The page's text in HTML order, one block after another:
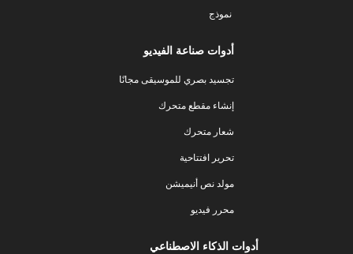
نموذج
أدوات صناعة الفيديو
تجسيد بصري للموسيقى مجانًا
إنشاء مقطع متحرك
شعار متحرك
تحرير افتتاحية
مولد نص أنيميشن
محرر فيديو
أدوات الذكاء الاصطناعي